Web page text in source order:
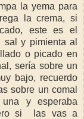
la yema para
la crema, si
este es el
sal y pimienta al
o picado en
sería sobre un
bajo, recuerdo
sobre un comal
y esperaba
si las vas a